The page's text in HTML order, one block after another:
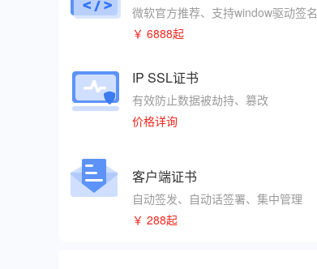
微软官方推荐、支持window驱动签名
￥ 6888起
IP SSL证书
有效防止数据被劫持、篡改
价格详询
客户端证书
自动签发、自动话签署、集中管理
￥ 288起